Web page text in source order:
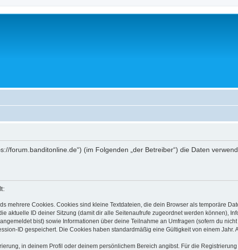
forum.banditonline.de“) (im Folgenden „der Betreiber“) die Daten
mehrere Cookies. Cookies sind kleine Textdateien, die dein Browser als temporäre
aktuelle ID deiner Sitzung (damit dir alle Seitenaufrufe zugeordnet werden können),
bist) sowie Informationen über deine Teilnahme an Umfragen (sofern du
ID gespeichert. Die Cookies haben standardmäßig eine Gültigkeit von einem Jahr.
in deinem Profil oder deinem persönlichem Bereich angibst. Für die